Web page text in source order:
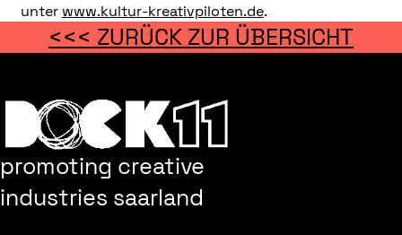
unter www.kultur-kreativpiloten.de.
<<< ZURÜCK ZUR ÜBERSICHT
promoting creative
industries saarland